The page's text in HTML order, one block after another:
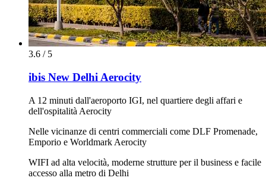
3.6 / 5
ibis New Delhi Aerocity
A 12 minuti dall'aeroporto IGI, nel quartiere degli affari e
dell'ospitalità Aerocity
Nelle vicinanze di centri commerciali come DLF Promenade,
Emporio e Worldmark Aerocity
WIFI ad alta velocità, moderne strutture per il business e facile
accesso alla metro di Delhi